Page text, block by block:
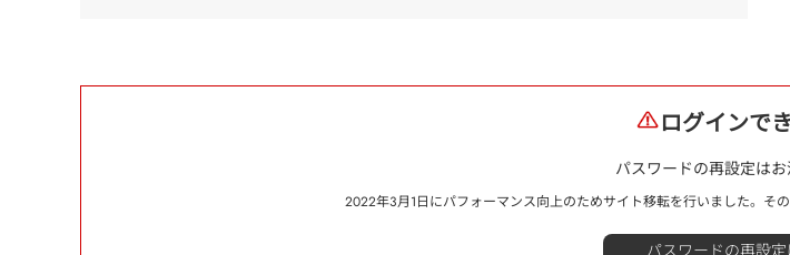
ログインで
パスワードの再設定は
2022年3月1日にパフォーマンス向上のためサイト移転を行いました。そ